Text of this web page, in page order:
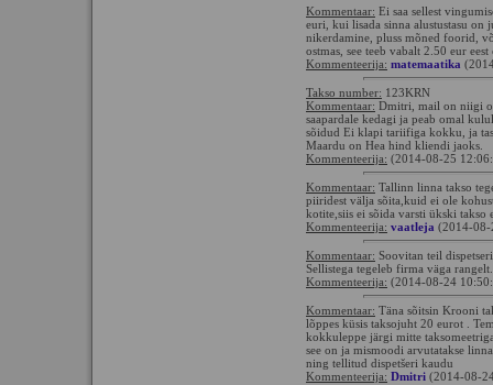
Kommentaar: Ei saa sellest
euri, kui lisada sinna alustustasu
nikerdamine, pluss mõned foorid,
ostmas, see teeb vabalt 2.50 eur
Kommenteerija: matemaatika
Takso number: 123KRN
Kommentaar: Dmitri, mail on niigi
saapardale kedagi ja peab omal
sõidud Ei klapi tariifiga kokku, ja
Maardu on Hea hind kliendi jaoks.
Kommenteerija: (2014-08-25
Kommentaar: Tallinn linna takso
piiridest välja sõita,kuid ei ole
kotite,siis ei sõida varsti ükski takso
Kommenteerija: vaatleja (2014-
Kommentaar: Soovitan teil
Sellistega tegeleb firma väga rangelt.
Kommenteerija: (2014-08-24
Kommentaar: Täna sõitsin Krooni
lõppes küsis taksojuht 20 eurot .
kokkuleppe järgi mitte
see on ja mismoodi arvutatakse
ning tellitud dispetšeri kaudu
Kommenteerija: Dmitri (2014-08-